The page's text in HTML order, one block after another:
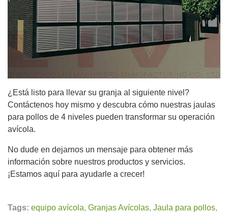
¿Está listo para llevar su granja al siguiente nivel?
Contáctenos hoy mismo y descubra cómo nuestras jaulas
para pollos de 4 niveles pueden transformar su operación
avícola.
No dude en dejarnos un mensaje para obtener más
información sobre nuestros productos y servicios.
¡Estamos aquí para ayudarle a crecer!
Tags: equipo avícola, Granjas Avícolas, Jaula para pollos,